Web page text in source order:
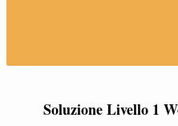
Soluzione Livello 1